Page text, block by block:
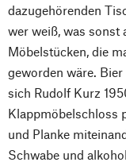
dazugehörenden
wer weiß, was sonst
Möbelstücken, die
geworden wäre.
sich Rudolf Kurz
Klappmöbelschloss
und Planke
Schwabe und